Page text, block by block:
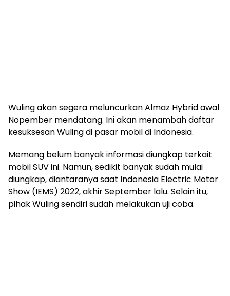
Wuling akan segera meluncurkan Almaz Hybrid awal
Nopember mendatang. Ini akan menambah daftar
kesuksesan Wuling di pasar mobil di Indonesia.
Memang belum banyak informasi diungkap terkait
mobil SUV ini. Namun, sedikit banyak sudah mulai
diungkap, diantaranya saat Indonesia Electric Motor
Show (IEMS) 2022, akhir September lalu. Selain itu,
pihak Wuling sendiri sudah melakukan uji coba.